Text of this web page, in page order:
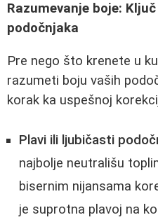
Razumevanje boje:
podočnjaka
Pre nego što krenete u
razumeti boju vaših
korak ka uspešnoj
Plavi ili ljubičasti
najbolje neutrališu
bisernim nijansama
je suprotna plavoj na